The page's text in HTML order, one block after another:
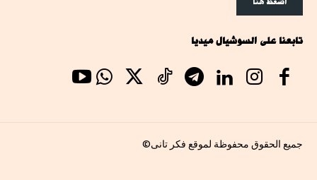
اضغط هنا
تابعنا على السوشيال ميديا
جميع الحقوق محفوظة لموقع فكر تانى©